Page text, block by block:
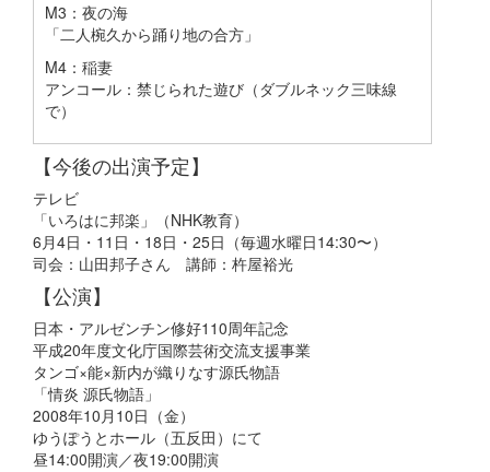
M3：夜の海
「二人椀久から踊り地の合方」
M4：稲妻
アンコール：禁じられた遊び（ダブルネック三味線
で）
【今後の出演予定】
テレビ
「いろはに邦楽」（NHK教育）
6月4日・11日・18日・25日（毎週水曜日14:30〜）
司会：山田邦子さん 講師：杵屋裕光
【公演】
日本・アルゼンチン修好110周年記念
平成20年度文化庁国際芸術交流支援事業
タンゴ×能×新内が織りなす源氏物語
「情炎 源氏物語」
2008年10月10日（金）
ゆうぽうとホール（五反田）にて
昼14:00開演／夜19:00開演